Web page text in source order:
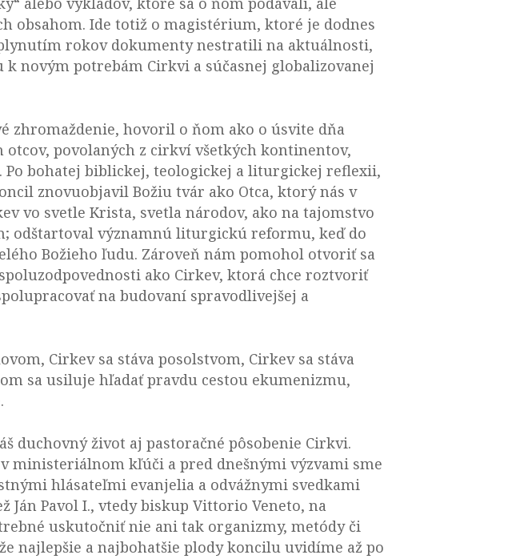
obsahom. Ide totiž o magistérium, ktoré je dodnes
rokov dokumenty nestratili na aktuálnosti,
novým potrebám Cirkvi a súčasnej globalizovanej
zhromaždenie, hovoril o ňom ako o úsvite dňa
otcov, povolaných z cirkví všetkých kontinentov,
bohatej biblickej, teologickej a liturgickej reflexii,
znovuobjavil Božiu tvár ako Otca, ktorý nás v
vo svetle Krista, svetla národov, ako na tajomstvo
odštartoval významnú liturgickú reformu, keď do
Božieho ľudu. Zároveň nám pomohol otvoriť sa
ako Cirkev, ktorá chce roztvoriť
na budovaní spravodlivejšej a
Cirkev sa stáva posolstvom, Cirkev sa stáva
sa usiluje hľadať pravdu cestou ekumenizmu,
duchovný život aj pastoračné pôsobenie Cirkvi.
ministeriálnom kľúči a pred dnešnými výzvami sme
hlásateľmi evanjelia a odvážnymi svedkami
Pavol I., vtedy biskup Vittorio Veneto, na
uskutočniť nie ani tak organizmy, metódy či
najlepšie a najbohatšie plody koncilu uvidíme až po